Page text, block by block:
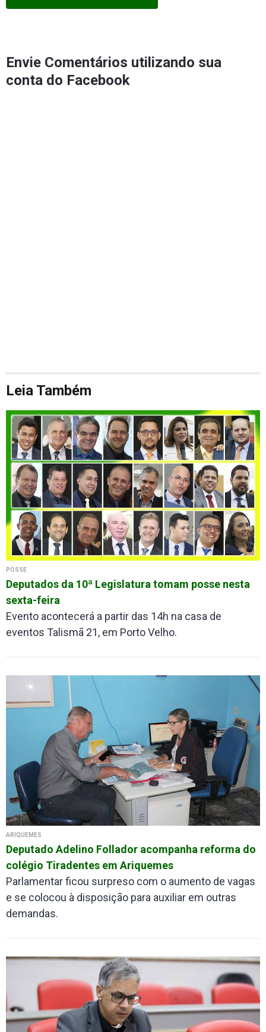
Envie Comentários utilizando sua
conta do Facebook
Leia Também
POSSE
Deputados da 10ª Legislatura tomam posse nesta
sexta-feira
Evento acontecerá a partir das 14h na casa de
eventos Talismã 21, em Porto Velho.
ARIQUEMES
Deputado Adelino Follador acompanha reforma do
colégio Tiradentes em Ariquemes
Parlamentar ficou surpreso com o aumento de vagas
e se colocou à disposição para auxiliar em outras
demandas.